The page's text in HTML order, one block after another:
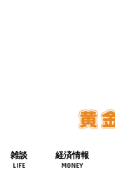
雑談
LIFE
経済情報
MONEY